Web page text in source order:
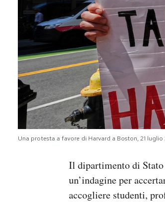
Una protesta a favore di Harvard a Boston, 21
Il dipartimento di
un’indagine per
accogliere studenti,